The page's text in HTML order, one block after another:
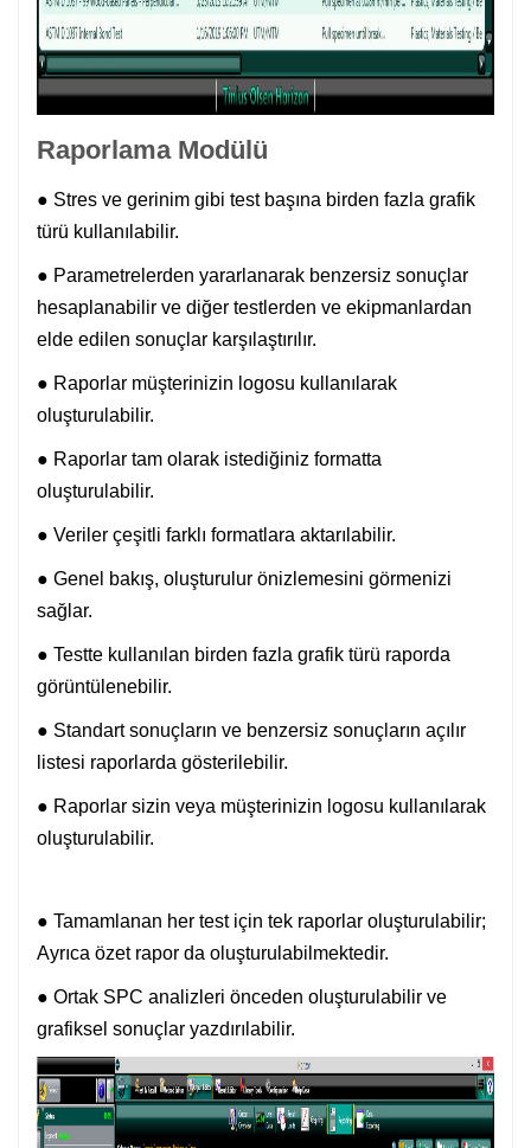
Raporlama Modülü
● Stres ve gerinim gibi test başına birden fazla grafik
türü kullanılabilir.
● Parametrelerden yararlanarak benzersiz sonuçlar
hesaplanabilir ve diğer testlerden ve ekipmanlardan
elde edilen sonuçlar karşılaştırılır.
● Raporlar müşterinizin logosu kullanılarak
oluşturulabilir.
● Raporlar tam olarak istediğiniz formatta
oluşturulabilir.
● Veriler çeşitli farklı formatlara aktarılabilir.
● Genel bakış, oluşturulur önizlemesini görmenizi
sağlar.
● Testte kullanılan birden fazla grafik türü raporda
görüntülenebilir.
● Standart sonuçların ve benzersiz sonuçların açılır
listesi raporlarda gösterilebilir.
● Raporlar sizin veya müşterinizin logosu kullanılarak
oluşturulabilir.
● Tamamlanan her test için tek raporlar oluşturulabilir;
Ayrıca özet rapor da oluşturulabilmektedir.
● Ortak SPC analizleri önceden oluşturulabilir ve
grafiksel sonuçlar yazdırılabilir.